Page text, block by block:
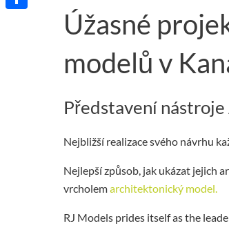
Úžasné
modelů v
Představení
Nejbližší realizace svého návrhu
Nejlepší způsob, jak ukázat jejich
vrcholemarchitektonický model.
RJ Models prides itself as the